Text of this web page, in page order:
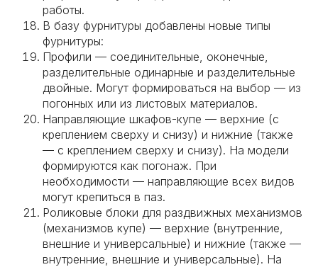
работы.
В базу фурнитуры добавлены новые типы
фурнитуры:
Профили — соединительные, оконечные,
разделительные одинарные и разделительные
двойные. Могут формироваться на выбор — из
погонных или из листовых материалов.
Направляющие шкафов-купе — верхние (с
креплением сверху и снизу) и нижние (также
— с креплением сверху и снизу). На модели
формируются как погонаж. При
необходимости — направляющие всех видов
могут крепиться в паз.
Роликовые блоки для раздвижных механизмов
(механизмов купе) — верхние (внутренние,
внешние и универсальные) и нижние (также —
внутренние, внешние и универсальные). На